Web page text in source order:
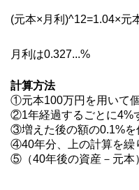
(元本×月利)^12=1.04×元
月利は0.327...%
計算方法
①元本100万円を用いて
②1年経過するごとに4%
③増えた後の額の0.1%を
④40年分、上の計算を繰
⑤（40年後の資産－元本